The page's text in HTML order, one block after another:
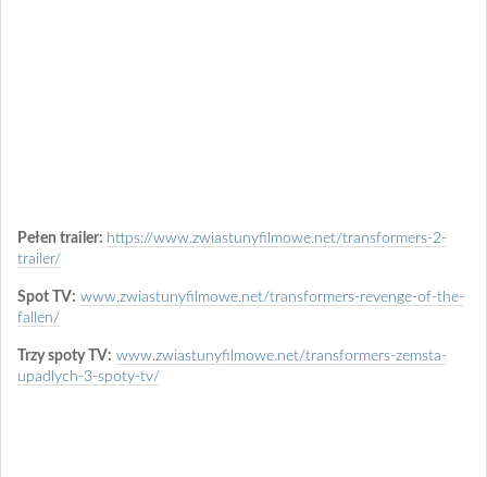
Pełen trailer: https://www.zwiastunyfilmowe.net/transformers-2-
trailer/
Spot TV: www.zwiastunyfilmowe.net/transformers-revenge-of-the-
fallen/
Trzy spoty TV: www.zwiastunyfilmowe.net/transformers-zemsta-
upadlych-3-spoty-tv/